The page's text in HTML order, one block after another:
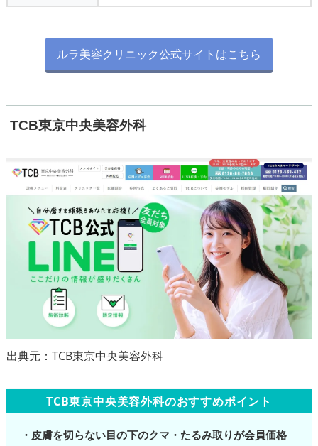
ルラ美容クリニック公式サイトはこちら
TCB東京中央美容外科
出典元：TCB東京中央美容外科
TCB東京中央美容外科のおすすめポイント
・皮膚を切らない目の下のクマ・たるみ取りが会員価格